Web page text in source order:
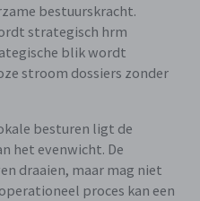
bestuurskracht.
strategisch hrm
blik wordt
stroom dossiers zonder
besturen ligt de
het evenwicht. De
draaien, maar mag niet
proces kan een